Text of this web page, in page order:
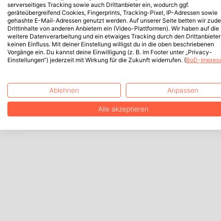
serverseitiges Tracking sowie auch Drittanbieter ein, wodurch ggf.
geräteübergreifend Cookies, Fingerprints, Tracking-Pixel, IP-Adressen sowie
gehashte E-Mail-Adressen genutzt werden. Auf unserer Seite betten wir
Drittinhalte von anderen Anbietern ein (Video-Plattformen). Wir haben auf die
weitere Datenverarbeitung und ein etwaiges Tracking durch den Drittanbieter
keinen Einfluss. Mit deiner Einstellung willigst du in die oben beschriebenen
Vorgänge ein. Du kannst deine Einwilligung (z. B. im Footer unter „Privacy-
Einstellungen“) jederzeit mit Wirkung für die Zukunft widerrufen. (BoD-
Ablehnen Anpassen
Alle akzeptieren